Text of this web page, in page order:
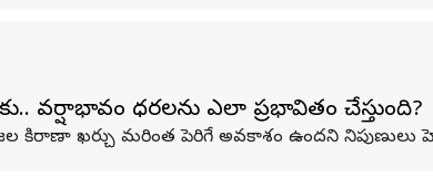
వర్షాభావం ధరలను ఎలా ప్రభావితం చేస్తుంది?
ఖర్చు మరింత పెరిగే అవకాశం ఉందని నిపుణులు